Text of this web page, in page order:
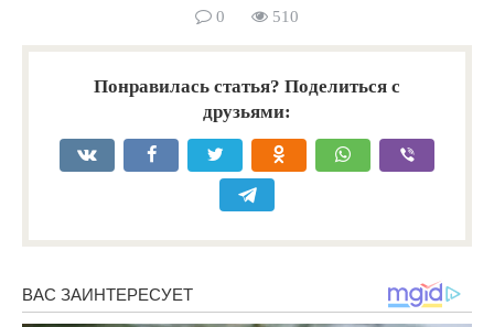
0 510
Понравилась статья? Поделиться с
друзьями: